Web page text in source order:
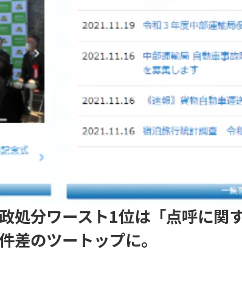
処分ワースト1位は「点呼に関
差のツートップに。